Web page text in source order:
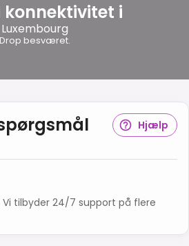
konnektivitet i
Luxembourg
Drop besværet.
Hjælp
tilbyder 24/7 support på flere